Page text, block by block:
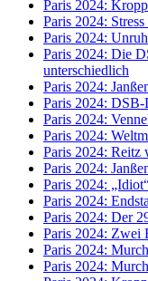
Paris 2024:
Paris 2024:
Paris 2024:
Paris 2024: Die
unterschiedlich
Paris 2024:
Paris 2024:
Paris 2024:
Paris 2024:
Paris 2024: Reitz
Paris 2024:
Paris 2024:
Paris 2024:
Paris 2024: Der
Paris 2024: Zwei
Paris 2024:
Paris 2024: